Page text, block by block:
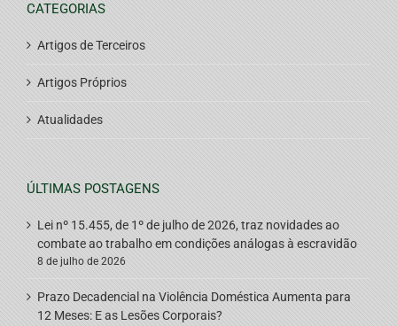
CATEGORIAS
Artigos de Terceiros
Artigos Próprios
Atualidades
ÚLTIMAS POSTAGENS
Lei nº 15.455, de 1º de julho de 2026, traz novidades ao
combate ao trabalho em condições análogas à escravidão
8 de julho de 2026
Prazo Decadencial na Violência Doméstica Aumenta para
12 Meses: E as Lesões Corporais?